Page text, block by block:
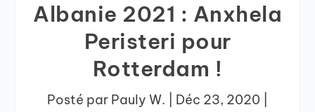
Albanie 2021 : Anxhela
Peristeri pour
Rotterdam !
Posté par Pauly W. Déc 23, 2020